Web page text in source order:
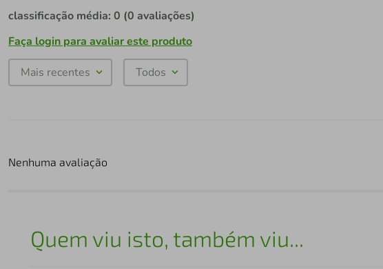
classificação média: 0 (0 avaliações)
Faça login para avaliar este produto
Mais recentes Todos
Nenhuma avaliação
Quem viu isto, também viu...